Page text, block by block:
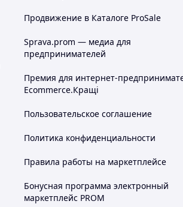
Продвижение в Каталоге ProSale
Sprava.prom — медиа для
предпринимателей
Премия для интернет-
Ecommerce.Кращі
Пользовательское соглашение
Политика конфиденциальности
Правила работы на маркетплейсе
Бонусная программа электронный
маркетплейс PROM